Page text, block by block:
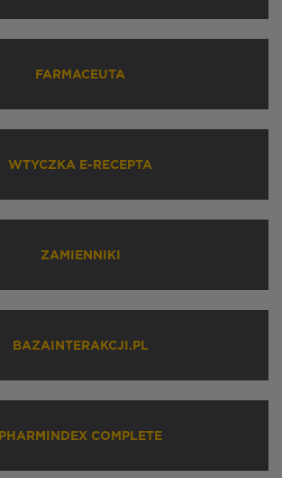
FARMACEUTA
WTYCZKA E-RECEPTA
ZAMIENNIKI
BAZAINTERAKCJI.PL
PHARMINDEX COMPLETE